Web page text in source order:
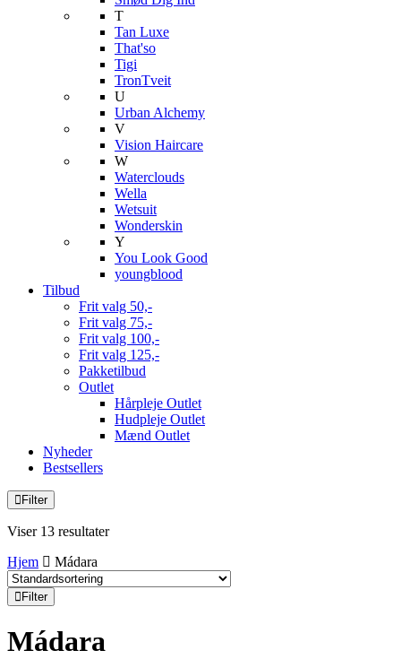
T
Tan Luxe
That'so
Tigi
TronTveit
U
Urban Alchemy
V
Vision Haircare
W
Waterclouds
Wella
Wetsuit
Wonderskin
Y
You Look Good
youngblood
Tilbud
Frit valg 50,-
Frit valg 75,-
Frit valg 100,-
Frit valg 125,-
Pakketilbud
Outlet
Hårpleje Outlet
Hudpleje Outlet
Mænd Outlet
Nyheder
Bestsellers
Filter
Viser 13 resultater
Hjem
Mádara
Filter
Mádara